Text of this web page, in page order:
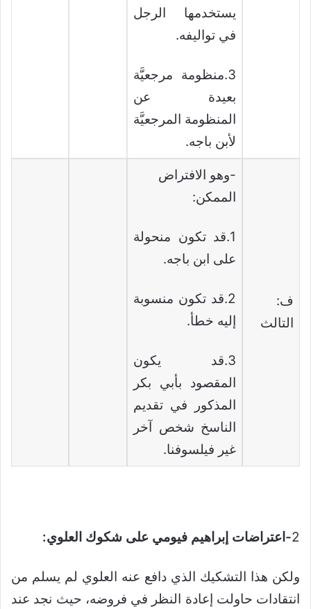
يستخدمها الرجل
في تواليفه.
3.منظومة مرجعيَّة
بعيدة عن
المنظومة المرجعيَّة
لأبن باجه.
ف:
التالث
-وهو الافتراض
الممكن:
1.قد تكون منحولة
على ابن باجه.
2.قد تكون منسوبة
إليه خطأ.
3.قد يكون
المقصود بأبي بكر
المذكور في تقديم
الناسخ شخص آخر
غير فيلسوفنا.
2-اعتراضات إبراهيم فيومي على شكوك العلوي:
ولكن هذا التشكيك الذي دافع عنه العلوي لم يسلم من
انتقادات حاولت إعادة النظر في فروضه، حيث نجد عند